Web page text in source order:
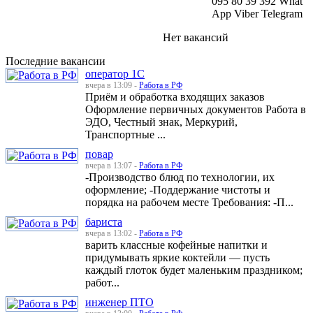
App Viber Telegram
Нет вакансий
Последние вакансии
оператор 1С
вчера в 13:09 - Работа в РФ
Приём и обработка входящих заказов
Оформление первичных документов Работа в
ЭДО, Честный знак, Меркурий,
Транспортные ...
повар
вчера в 13:07 - Работа в РФ
-Производство блюд по технологии, их
оформление; -Поддержание чистоты и
порядка на рабочем месте Требования: -П...
бариста
вчера в 13:02 - Работа в РФ
варить классные кофейные напитки и
придумывать яркие коктейли — пусть
каждый глоток будет маленьким праздником;
работ...
инженер ПТО